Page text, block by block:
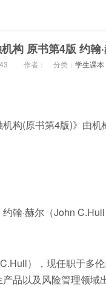
构 原书第4版 约翰
作者： 分类： 学生课本
机构(原书第4版)》由
翰·赫尔（John
），现任职于多
品以及风险管理领域